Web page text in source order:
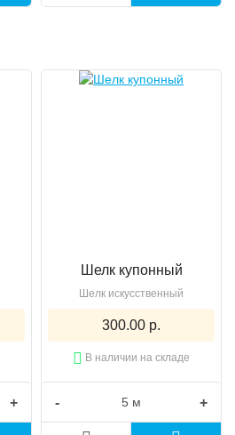
+
Шелк купонный
Шелк искусственный
300.00 р.
В наличии на складе
- +